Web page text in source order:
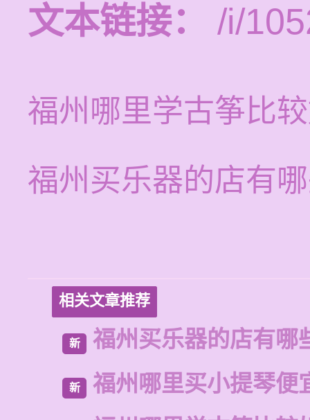
文本链接：
/i/
福州哪里学古筝比
福州买乐器的店有
相关文章推荐
新 福州买乐器的店有哪
新
福州哪里买小提琴便